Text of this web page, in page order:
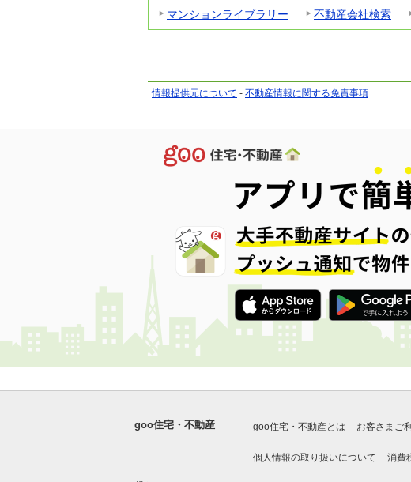
マンションライブラリー
不動産会社検索
情報提供元について - 不動産情報に関する免責事項
goo住宅・不動産 goo住宅・不動産とは お客さまご
個人情報の取り扱いについて 消費